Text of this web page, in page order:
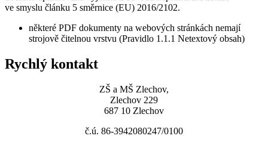
ve smyslu článku 5 směrnice (EU) 2016/2102.
některé PDF dokumenty na webových stránkách nemají
strojově čitelnou vrstvu (Pravidlo 1.1.1 Netextový obsah)
Rychlý kontakt
ZŠ a MŠ Zlechov,
Zlechov 229
687 10 Zlechov
č.ú. 86-3942080247/0100